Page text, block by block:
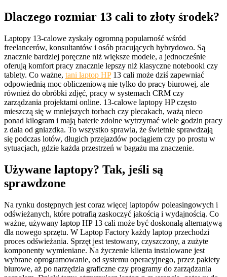
Dlaczego rozmiar 13 cali to złoty środek?
Laptopy 13-calowe zyskały ogromną popularność wśród
freelancerów, konsultantów i osób pracujących hybrydowo. Są
znacznie bardziej poręczne niż większe modele, a jednocześnie
oferują komfort pracy znacznie lepszy niż klasyczne notebooki czy
tablety. Co ważne, tani laptop HP13 cali może dziś zapewniać
odpowiednią moc obliczeniową nie tylko do pracy biurowej, ale
również do obróbki zdjęć, pracy w systemach CRM czy
zarządzania projektami online. 13-calowe laptopy HP często
mieszczą się w mniejszych torbach czy plecakach, ważą nieco
ponad kilogram i mają baterie zdolne wytrzymać wiele godzin pracy
z dala od gniazdka. To wszystko sprawia, że świetnie sprawdzają
się podczas lotów, długich przejazdów pociągiem czy po prostu w
sytuacjach, gdzie każda przestrzeń w bagażu ma znaczenie.
Używane laptopy? Tak, jeśli są
sprawdzone
Na rynku dostępnych jest coraz więcej laptopów poleasingowych i
odświeżanych, które potrafią zaskoczyć jakością i wydajnością. Co
ważne, używany laptop HP 13 cali może być doskonałą alternatywą
dla nowego sprzętu. W Laptop Factory każdy laptop przechodzi
proces odświeżania. Sprzęt jest testowany, czyszczony, a zużyte
komponenty wymieniane. Na życzenie klienta instalowane jest
wybrane oprogramowanie, od systemu operacyjnego, przez pakiety
biurowe, aż po narzędzia graficzne czy programy do zarządzania